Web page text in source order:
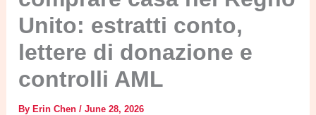
Unito: estratti conto,
lettere di donazione e
controlli AML
ByErin Chen/June 28, 2026